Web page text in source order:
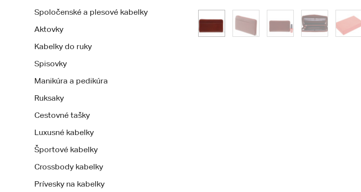
Spoločenské a plesové kabelky
Aktovky
Kabelky do ruky
Spisovky
Manikúra a pedikúra
Ruksaky
Cestovné tašky
Luxusné kabelky
Športové kabelky
Crossbody kabelky
Prívesky na kabelky